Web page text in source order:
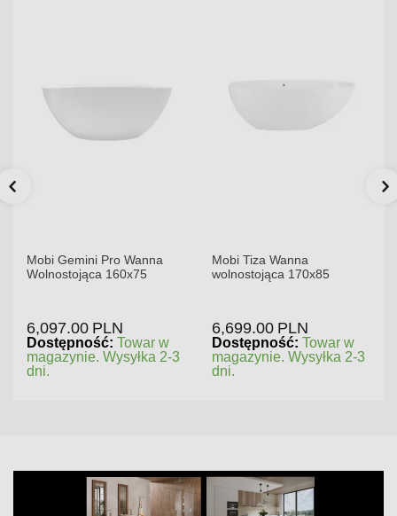
Mobi Gemini Pro Wanna
Wolnostojąca 160x75
6,097.00 PLN
Dostępność: Towar w
magazynie. Wysyłka 2-3
dni.
Mobi Tiza Wanna
wolnostojąca 170x85
6,699.00 PLN
Dostępność: Towar w
magazynie. Wysyłka 2-3
dni.